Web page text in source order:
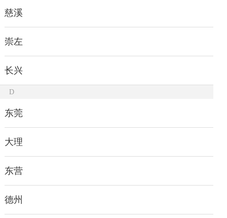
慈溪
崇左
长兴
D
东莞
大理
东营
德州